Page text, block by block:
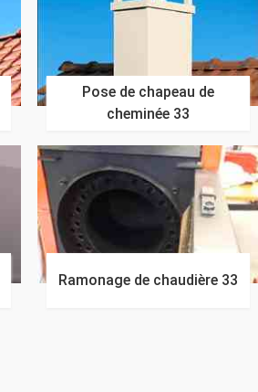
Pose de chapeau de
cheminée 33
Ramonage de chaudière 33